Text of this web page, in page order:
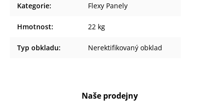
Kategorie: Flexy Panely
Hmotnost: 22 kg
Typ obkladu: Nerektifikovaný obklad
Naše prodejny